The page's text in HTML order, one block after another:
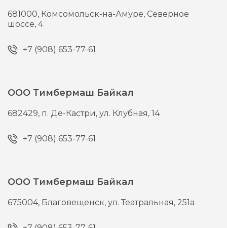
681000, Комсомольск-на-Амуре, Северное
шоссе, 4
+7 (908) 653-77-61
ООО Тимбермаш Байкал
682429, п. Де-Кастри,ул. Клубная, 14
+7 (908) 653-77-61
ООО Тимбермаш Байкал
675004, Благовещенск,ул. Театральная, 251а